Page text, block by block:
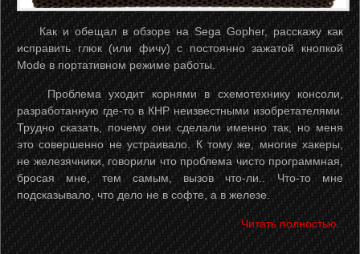
Как и обещал в обзоре на Sega Gopher, расскажу как
исправить глюк (или фичу) с постоянно зажатой кнопкой
Mode в портативном режиме работы.
Проблема уходит корнями в схемотехнику консоли,
разработанную где-то в КНР неизвестными изобретателями.
Трудно сказать, почему они сделали именно так, но меня
это совершенно не устраивало. К тому же, многие хакеры,
не железячники, говорили что проблема чисто программная,
бросая мне, тем самым, вызов что-ли.. Что-то мне
подсказывало, что дело не в софте, а в железе.
Читать полностью..